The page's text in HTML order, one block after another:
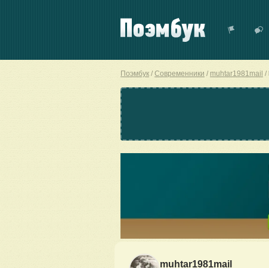
Поэмбук Современники muhtar1981mail
muhtar1981mail